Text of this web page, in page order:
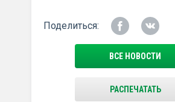
Поделиться:
ВСЕ НОВОСТИ
РАСПЕЧАТАТЬ